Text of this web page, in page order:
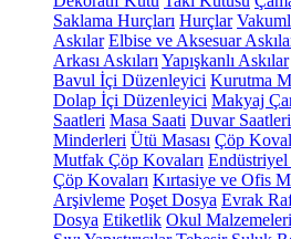
Saklama Hurçları Hurçlar
Askılar Elbise ve Aksesuar
Arkası Askıları Yapışkanlı Askılar
Bavul İçi Düzenleyici Kurutma
Dolap İçi Düzenleyici Makyaj
Saatleri Masa Saati Duvar Saatleri
Minderleri Ütü Masası Çöp
Mutfak Çöp Kovaları Endüstriyel
Çöp Kovaları Kırtasiye ve Ofis
Arşivleme Poşet Dosya Evrak
Dosya Etiketlik Okul Malzemeleri